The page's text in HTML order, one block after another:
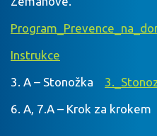
Instrukce
3. A – Stonožka
6. A, 7.A – Krok za krokem